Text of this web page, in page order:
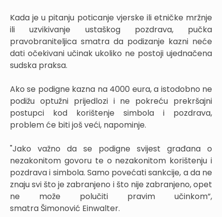
Kada je u pitanju poticanje vjerske ili etničke mržnje
ili uzvikivanje ustaškog pozdrava, pučka
pravobraniteljica smatra da podizanje kazni neće
dati očekivani učinak ukoliko ne postoji ujednačena
sudska praksa.
Ako se podigne kazna na 4000 eura, a istodobno ne
podižu optužni prijedlozi i ne pokreću prekršajni
postupci kod korištenje simbola i pozdrava,
problem će biti još veći, napominje.
"Jako važno da se podigne svijest građana o
nezakonitom govoru te o nezakonitom korištenju i
pozdrava i simbola. Samo povećati sankcije, a da ne
znaju svi što je zabranjeno i što nije zabranjeno, opet
ne može polučiti pravim učinkom”,
smatra Šimonović Einwalter.